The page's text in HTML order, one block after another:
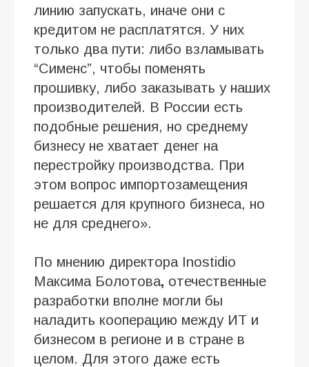
линию запускать, иначе они с
кредитом не расплатятся. У них
только два пути: либо взламывать
“Сименс”, чтобы поменять
прошивку, либо заказывать у наших
производителей. В России есть
подобные решения, но среднему
бизнесу не хватает денег на
перестройку производства. При
этом вопрос импортозамещения
решается для крупного бизнеса, но
не для среднего».
По мнению директора Inostidio
Максима Болотова, отечественные
разработки вполне могли бы
наладить кооперацию между ИТ и
бизнесом в регионе и в стране в
целом. Для этого даже есть